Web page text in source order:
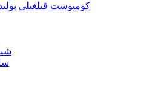
كومپوست قىلغىلى